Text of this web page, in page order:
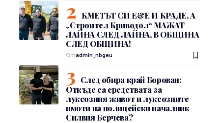
КМЕТЪТ СИ Е&Е И КРАДЕ, А
„Строител Криводол“ МАЖАТ
ЛАЙНА СЛЕД ЛАЙНА, В ОБЩИНА
СЛЕД ОБЩИНА!
Отadmin_nbgeu
След обира край Борован:
Откъде са средствата за
луксозния живот и луксозните
имоти на полицейски началник
Силвия Берчева?